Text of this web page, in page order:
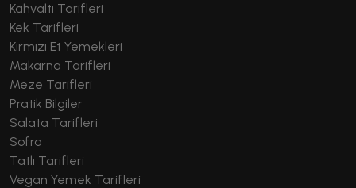
Kahvaltı Tarifleri
Kek Tarifleri
Kırmızı Et Yemekleri
Makarna Tarifleri
Meze Tarifleri
Pratik Bilgiler
Salata Tarifleri
Sofra
Tatlı Tarifleri
Vegan Yemek Tarifleri